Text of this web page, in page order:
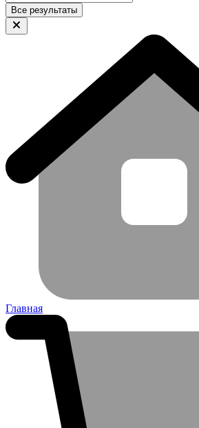
Все результаты
Главная